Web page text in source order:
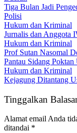
Tiga Bulan Jadi
Polisi
Hukum dan Kriminal
Jurnalis dan Anggota
Hukum dan Kriminal
Prof Sutan Nasomal
Pantau Sidang
Hukum dan Kriminal
Kejagung Ditantang
Tinggalkan
Alamat email Anda
ditandai *